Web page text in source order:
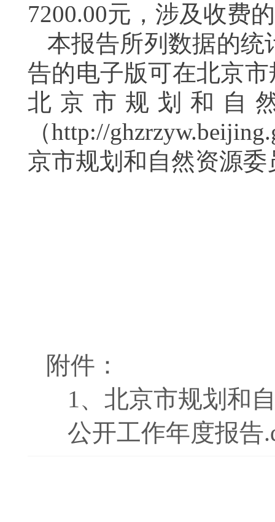
7200.00元，涉及收费
本报告所列数据的统
告的电子版可在北京
北京市规划和自
（http://
京市规划和自然资源
附件：
1、 北京市规划和
公开工作年度报告